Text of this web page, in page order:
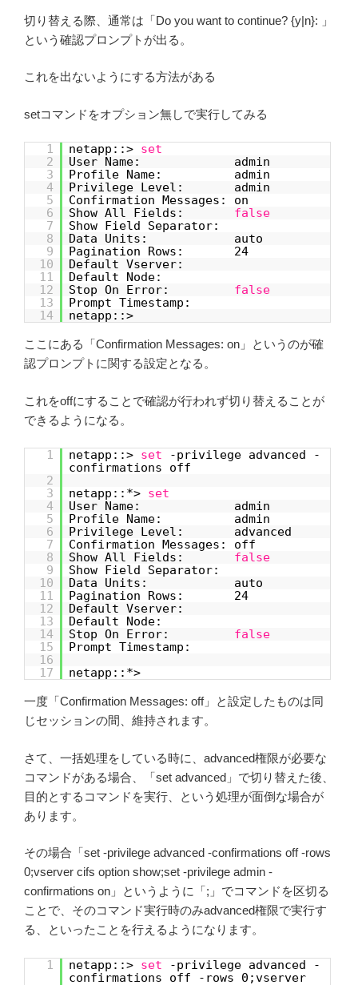
切り替える際、通常は「Do you want to continue? {y|n}: 」
という確認プロンプトが出る。
これを出ないようにする方法がある
setコマンドをオプション無しで実行してみる
1 netapp::> set
2
User Name: admin
3
Profile Name: admin
4
Privilege Level: admin
5
Confirmation Messages: on
6
Show All Fields: false
7
Show Field Separator:
8
Data Units: auto
9
Pagination Rows: 24
10
Default Vserver:
11
Default Node:
12
Stop On Error: false
13
Prompt Timestamp:
14
netapp::>
ここにある「Confirmation Messages: on」というのが確
認プロンプトに関する設定となる。
これをoffにすることで確認が行われず切り替えることが
できるようになる。
1 netapp::> set
-privilege advanced -
confirmations off
2
3
netapp::*> set
4
User Name: admin
5
Profile Name: admin
6
Privilege Level: advanced
7
Confirmation Messages: off
8
Show All Fields: false
9
Show Field Separator:
10
Data Units: auto
11
Pagination Rows: 24
12
Default Vserver:
13
Default Node:
14
Stop On Error: false
15
Prompt Timestamp:
16
17
netapp::*>
一度「Confirmation Messages: off」と設定したものは同
じセッションの間、維持されます。
さて、一括処理をしている時に、advanced権限が必要な
コマンドがある場合、「set advanced」で切り替えた後、
目的とするコマンドを実行、という処理が面倒な場合が
あります。
その場合「set -privilege advanced -confirmations off -rows
0;vserver cifs option show;set -privilege admin -
confirmations on」というように「;」でコマンドを区切る
ことで、そのコマンド実行時のみadvanced権限で実行す
る、といったことを行えるようになります。
1 netapp::> set
-privilege advanced -
confirmations off -rows 0;vserver